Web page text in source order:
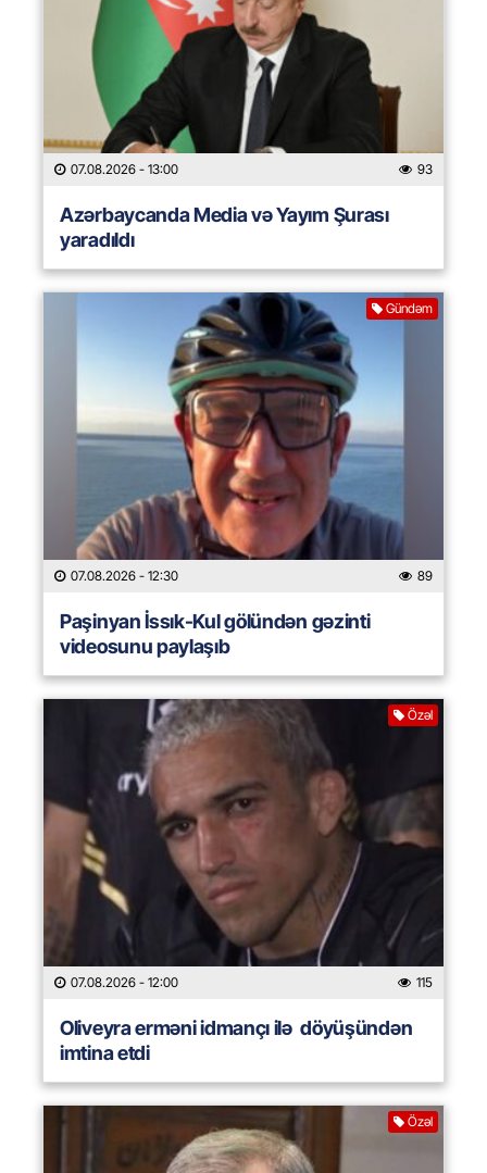
07.08.2026 - 13:00 93
Azərbaycanda Media və Yayım Şurası
yaradıldı
Gündəm
07.08.2026 - 12:30 89
Paşinyan İssık-Kul gölündən gəzinti
videosunu paylaşıb
Özəl
07.08.2026 - 12:00 115
Oliveyra erməni idmançı ilə döyüşündən
imtina etdi
Özəl